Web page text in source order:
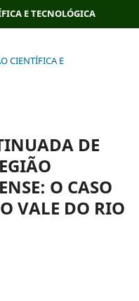
E TECNOLÓGICA
CIENTÍFICA E
DE
O CASO
VALE DO RIO